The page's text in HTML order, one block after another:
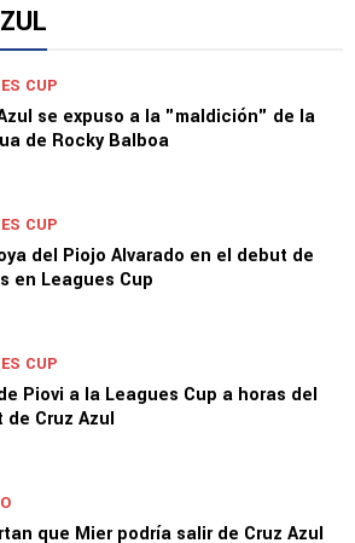
CUP
se expuso a la "maldición" de la
de Rocky Balboa
CUP
del Piojo Alvarado en el debut de
en Leagues Cup
CUP
Piovi a la Leagues Cup a horas del
de Cruz Azul
que Mier podría salir de Cruz Azul